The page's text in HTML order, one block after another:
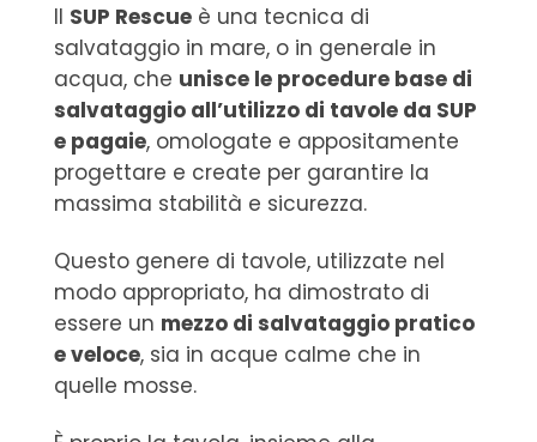
Il SUP Rescueè una tecnica di
salvataggio in mare, o in generale in
acqua, che unisce le procedure base di
salvataggio all’utilizzo di tavole da SUP
e pagaie, omologate e appositamente
progettare e create per garantire la
massima stabilità e sicurezza.
Questo genere di tavole, utilizzate nel
modo appropriato, ha dimostrato di
essere un mezzo di salvataggio pratico
e veloce, sia in acque calme che in
quelle mosse.